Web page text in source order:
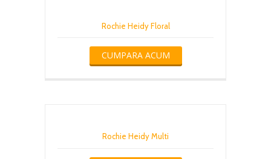
Rochie Heidy Floral
CUMPARA ACUM
Rochie Heidy Multi